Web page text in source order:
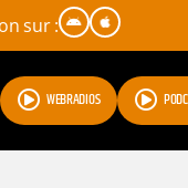
sur :
WEBRADIOS